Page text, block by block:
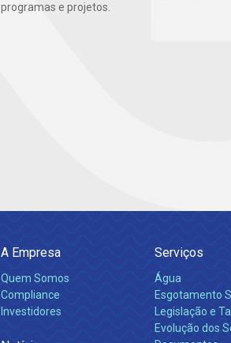
programas e projetos.
A Empresa
Quem Somos
Compliance
Investidores
Serviços
Água
Esgotamento
Legislação e
Evolução dos